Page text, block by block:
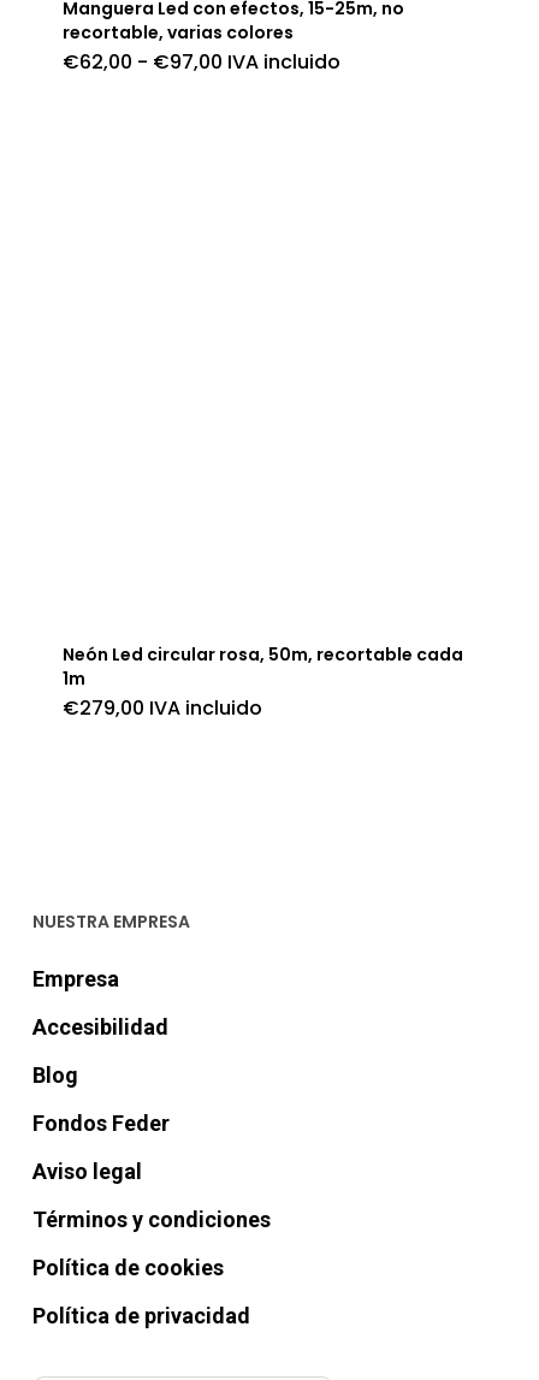
Manguera Led con efectos, 15-25m, no
recortable, varias colores
€62,00 - €97,00Rango
IVA incluido
Neón Led circular rosa, 50m, recortable cada
1m
€279,00 IVA incluido
NUESTRA EMPRESA
Empresa
Accesibilidad
Blog
Fondos Feder
Aviso legal
Términos y condiciones
Política de cookies
Política de privacidad